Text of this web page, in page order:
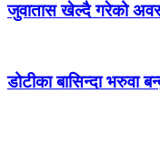
जुवातास खेल्दै गरेको
डोटीका बासिन्दा भरुवा